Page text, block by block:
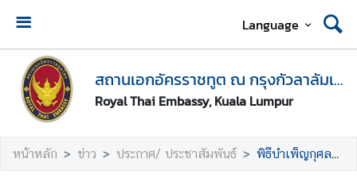
Language
สถานเอกอัครราชทูต ณ กรุงกัวลาลัมเปอร์
Royal Thai Embassy, Kuala Lumpur
ห
น้
า
แ
ก
หน้าหลัก ข่าว ประกาศ/ ประชาสัมพันธ์ พิธีบำเพ็ญกุศลสตมวาร (100 วัน) เพื่ออุทิศถวายพระราชกุศลแด่ สมเด็จพระนางเจ้าสิริกิติ์ พระบรมราชินีนาถ พระบรมราชชนนีพันปีหลวง